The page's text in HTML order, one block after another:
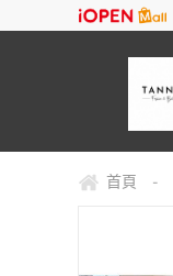
首頁 -